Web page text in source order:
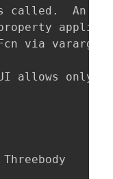
called
.
via varargin